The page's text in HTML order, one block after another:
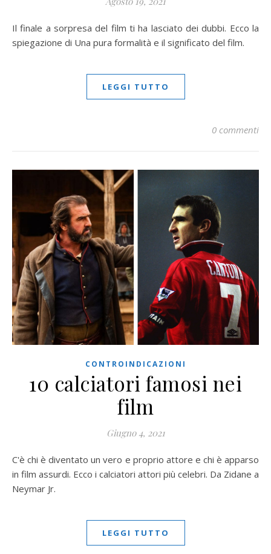
Il finale a sorpresa del film ti ha lasciato dei dubbi. Ecco la
spiegazione di Una pura formalità e il significato del film.
LEGGI TUTTO
0 commenti
CONTROINDICAZIONI
10 calciatori famosi nei
film
Giugno 4, 2021
C'è chi è diventato un vero e proprio attore e chi è apparso
in film assurdi. Ecco i calciatori attori più celebri. Da Zidane a
Neymar Jr.
LEGGI TUTTO